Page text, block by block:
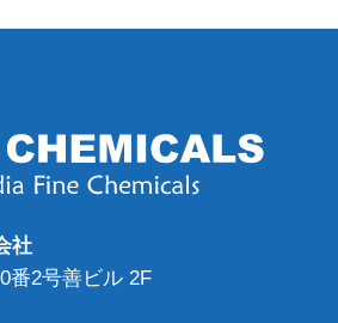
社
番2号善ビル 2F